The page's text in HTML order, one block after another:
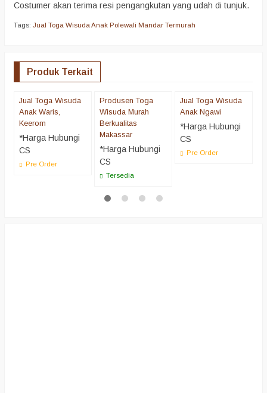
Costumer akan terima resi pengangkutan yang udah di tunjuk.
Tags: Jual Toga Wisuda Anak Polewali Mandar Termurah
Produk Terkait
Jual Toga Wisuda
Anak Waris,
Keerom
*Harga Hubungi
CS
Pre Order
Produsen Toga
Wisuda Murah
Berkualitas
Makassar
*Harga Hubungi
CS
Tersedia
Jual Toga Wisuda
Anak Ngawi
*Harga Hubungi
CS
Pre Order